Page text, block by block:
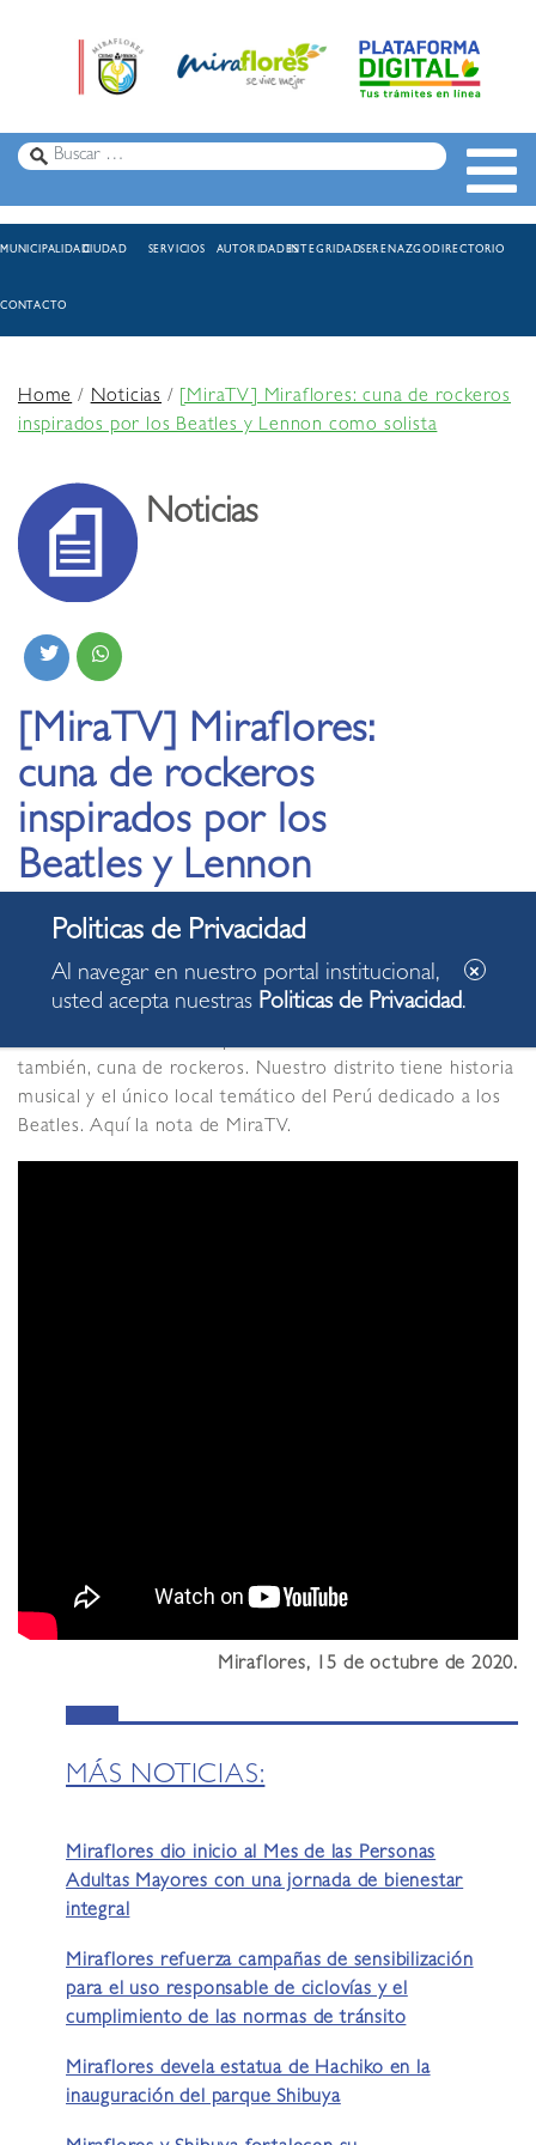
MUNICIPALIDADCIUDAD SERVICIOS AUTORIDADESINTEGRIDADSERENAZGODIRECTORIO
CONTACTO
Home/Noticias /
[MiraTV] Miraflores: cuna de rockeros
inspirados por los Beatles y Lennon como solista
Noticias
[MiraTV] Miraflores:
cuna de rockeros
inspirados por los
Beatles y Lennon
como solista
15.10.2020
también, cuna de rockeros. Nuestro distrito tiene historia
musical y el único local temático del Perú dedicado a los
Beatles. Aquí la nota de MiraTV.
Miraflores, 15 de octubre de 2020.
MÁS NOTICIAS:
Miraflores dio inicio al Mes de las Personas
Adultas Mayores con una jornada de bienestar
integral
Miraflores refuerza campañas de sensibilización
para el uso responsable de ciclovías y el
cumplimiento de las normas de tránsito
Miraflores devela estatua de Hachiko en la
inauguración del parque Shibuya
Al navegar en nuestro portal institucional,
usted acepta nuestras Politicas de Privacidad.